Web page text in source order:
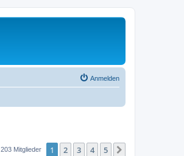
Anmelden
203 Mitglieder 1 2 3 4 5